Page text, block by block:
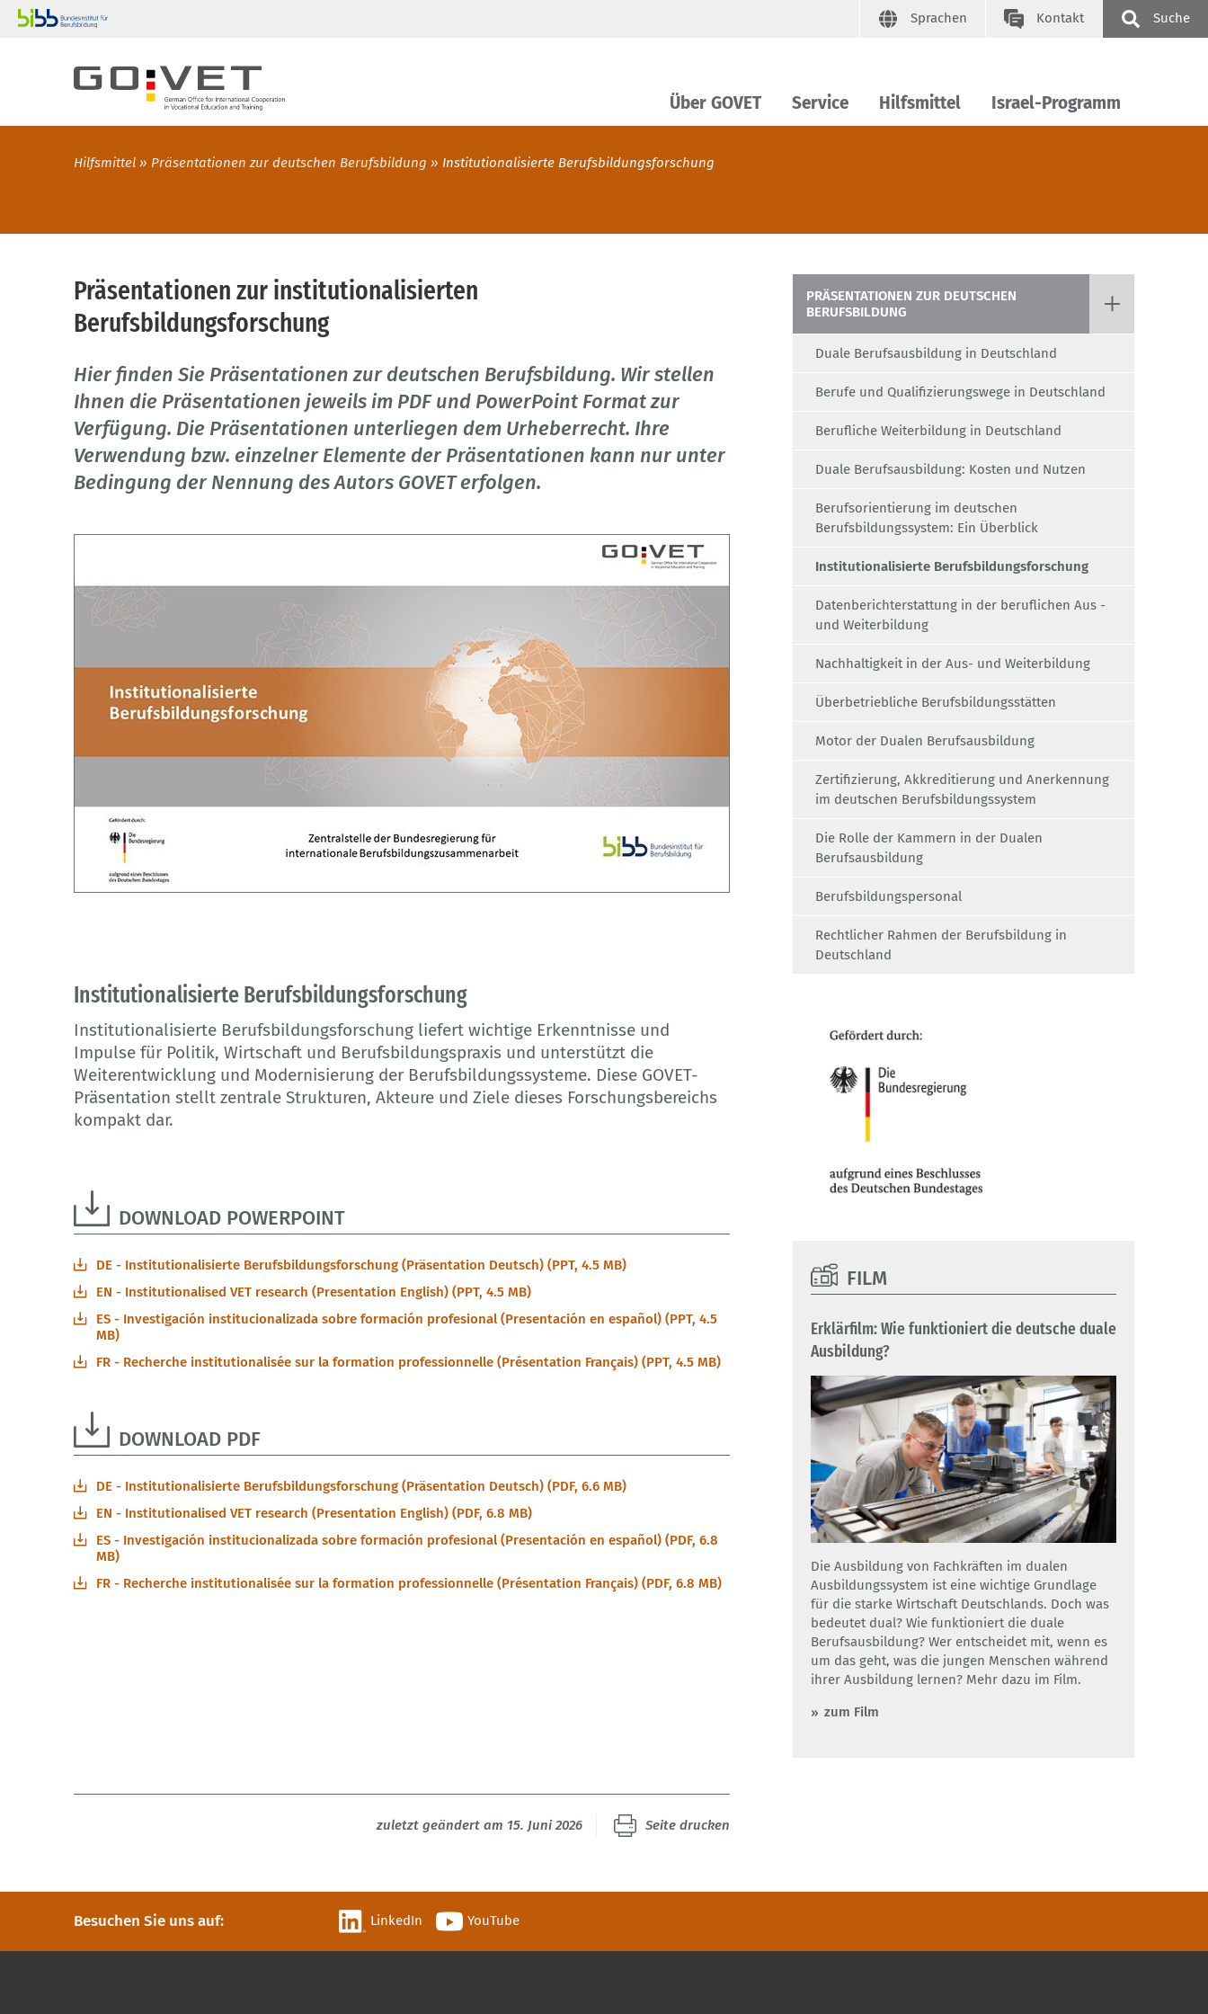
Sprachen Kontakt Suche
Über GOVET Service Hilfsmittel Israel-Programm
Hilfsmittel Präsentationen zur deutschen Berufsbildung Institutionalisierte Berufsbildungsforschung
Präsentationen zur institutionalisierten
Berufsbildungsforschung
Hier finden Sie Präsentationen zur deutschen Berufsbildung. Wir stellen
Ihnen die Präsentationen jeweils im PDF und PowerPoint Format zur
Verfügung. Die Präsentationen unterliegen dem Urheberrecht. Ihre
Verwendung bzw. einzelner Elemente der Präsentationen kann nur unter
Bedingung der Nennung des Autors GOVET erfolgen.
Institutionalisierte Berufsbildungsforschung
Institutionalisierte Berufsbildungsforschung liefert wichtige Erkenntnisse und
Impulse für Politik, Wirtschaft und Berufsbildungspraxis und unterstützt die
Weiterentwicklung und Modernisierung der Berufsbildungssysteme. Diese GOVET-
Präsentation stellt zentrale Strukturen, Akteure und Ziele dieses Forschungsbereichs
kompakt dar.
DOWNLOAD POWERPOINT
DE - Institutionalisierte Berufsbildungsforschung (Präsentation Deutsch) (PPT, 4.5 MB)
EN - Institutionalised VET research (Presentation English) (PPT, 4.5 MB)
ES - Investigación institucionalizada sobre formación profesional (Presentación en español) (PPT, 4.5
MB)
FR - Recherche institutionalisée sur la formation professionnelle (Présentation Français) (PPT, 4.5 MB)
DOWNLOAD PDF
DE - Institutionalisierte Berufsbildungsforschung (Präsentation Deutsch) (PDF, 6.6 MB)
EN - Institutionalised VET research (Presentation English) (PDF, 6.8 MB)
ES - Investigación institucionalizada sobre formación profesional (Presentación en español) (PDF, 6.8
MB)
FR - Recherche institutionalisée sur la formation professionnelle (Présentation Français) (PDF, 6.8 MB)
PRÄSENTATIONEN ZUR DEUTSCHEN
BERUFSBILDUNG
Duale Berufsausbildung in Deutschland
Berufe und Qualifizierungswege in Deutschland
Berufliche Weiterbildung in Deutschland
Duale Berufsausbildung: Kosten und Nutzen
Berufsorientierung im deutschen
Berufsbildungssystem: Ein Überblick
Institutionalisierte Berufsbildungsforschung
Datenberichterstattung in der beruflichen Aus -
und Weiterbildung
Nachhaltigkeit in der Aus- und Weiterbildung
Überbetriebliche Berufsbildungsstätten
Motor der Dualen Berufsausbildung
Zertifizierung, Akkreditierung und Anerkennung
im deutschen Berufsbildungssystem
Die Rolle der Kammern in der Dualen
Berufsausbildung
Berufsbildungspersonal
Rechtlicher Rahmen der Berufsbildung in
Deutschland
FILM
Erklärfilm: Wie funktioniert die deutsche duale
Ausbildung?
Die Ausbildung von Fachkräften im dualen
Ausbildungssystem ist eine wichtige Grundlage
für die starke Wirtschaft Deutschlands. Doch was
bedeutet dual? Wie funktioniert die duale
Berufsausbildung? Wer entscheidet mit, wenn es
um das geht, was die jungen Menschen während
ihrer Ausbildung lernen? Mehr dazu im Film.
zum Film
zuletzt geändert am 15. Juni 2026 Seite drucken
Besuchen Sie uns auf: LinkedIn YouTube